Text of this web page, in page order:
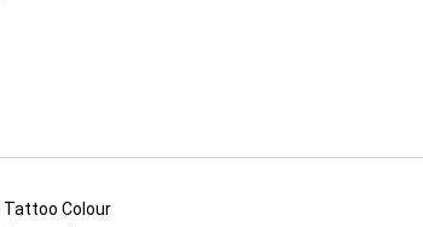
Tattoo Colour